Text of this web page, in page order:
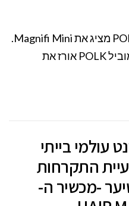
מותג הרמקולים האמריקאי POLK מציג את Magnifi Mini.
מותג הרמקולים האמריקאי המוביל POLK אורז את
עולמי בייתי
התקרחות
-מכשיר ה-